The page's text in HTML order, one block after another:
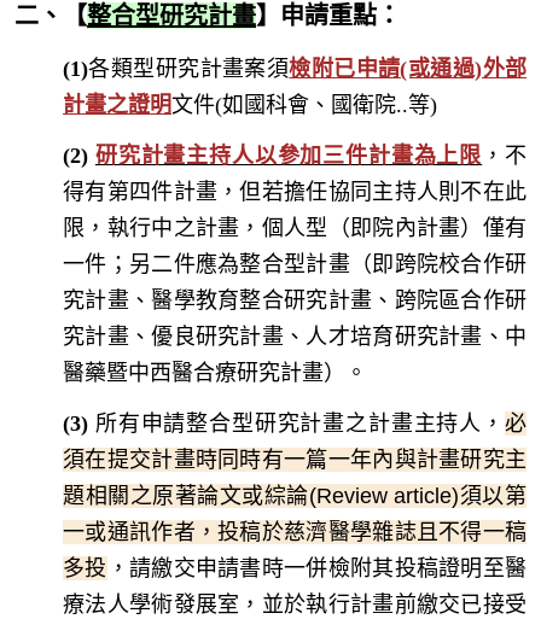
二、【整合型研究計畫】 申請重點 ：
(1)各類型研究計畫案須檢附已申請(或通過)外部
計畫之證明文件(如國科會、國衛院..等)
(2) 研究計畫主持人以參加三件計畫為上限 ，不
得有第四件計畫，但若擔任協同主持人則不在此
限， 執行中之計畫， 個人型（即院內計畫）僅有
一件；另二件應為整合型計畫（即跨院校合作研
究計畫、醫學教育整合研究計畫、跨院區合作研
究計畫、優良研究計畫、 人才培育研究計畫、 中
醫藥暨中西醫合療研究計畫）。
(3) 所有申請整合型研究計畫之計畫主持人，必
須在提交計畫時同時有一篇一年內與計畫研究主
題相關之原著論文或綜論(Review article)須以第
一或通訊作者，投稿於慈濟醫學雜誌且不得一稿
多投 ，請繳交申請書時一併檢附其投稿證明至醫
療法人學術發展室，並於執行計畫前繳交已接受